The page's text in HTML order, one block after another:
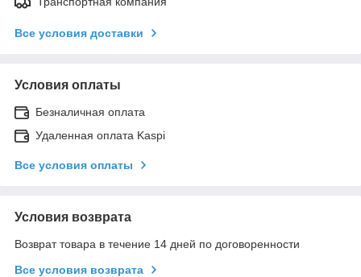
Все условия доставки
Условия оплаты
Безналичная оплата
Удаленная оплата Kaspi
Все условия оплаты
Условия возврата
Возврат товара в течение 14 дней по договоренности
Все условия возврата